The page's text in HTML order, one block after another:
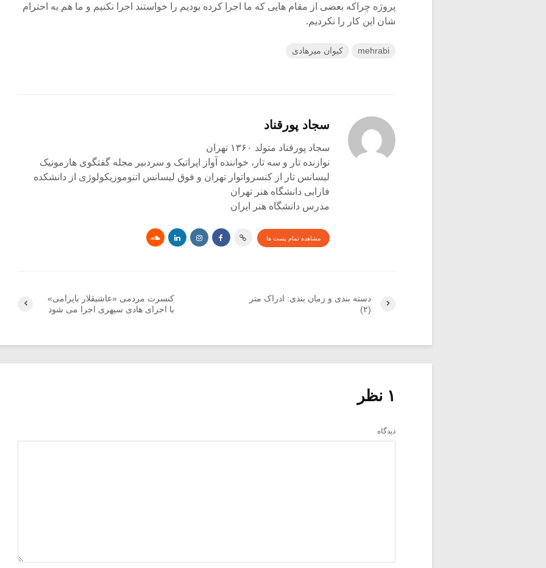
پروژه چراکه بعضی از مقام هایی که ما اجرا کرده بودیم را خواستند اجرا نکنیم و ما هم به احترام
شان این کار را نکردیم.
mehrabi کیوان میرهادی
سجاد پورقناد
سجاد پورقناد متولد ۱۳۶۰ تهران
نوازنده تار و سه تار، خواننده آواز اپراتیک و سردبیر مجله گفتگوی هارمونیک
لیسانس تار از کنسرواتوار تهران و فوق لیسانس اتنوموزیکولوژی از دانشکده
فارابی دانشگاه هنر تهران
مدرس دانشگاه هنر ایران
مشاهده تمام پست ها
کنسرت مردمی «عاشیقلار بایرامی»
با اجرای هادی سپهری اجرا می شود
دسته بندی و زمان بندی: ادراک متر
(۲)
۱ نظر
دیدگاه